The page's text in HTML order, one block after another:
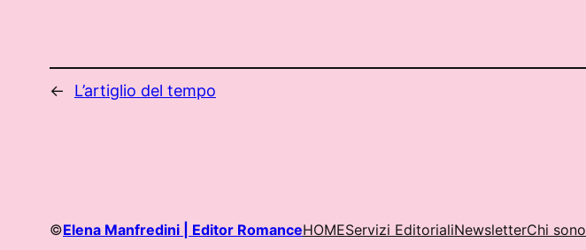
← L’artiglio del tempo
©Elena Manfredini | Editor RomanceHOMEServizi EditorialiNewsletterChi sono